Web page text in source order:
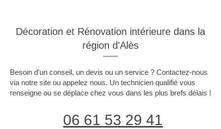
Décoration et Rénovation intérieure dans la
région d'Alès
Besoin d'un conseil, un devis ou un service ? Contactez-nous
via notre site ou appelez nous. Un technicien qualifié vous
renseigne ou se déplace chez vous dans les plus brefs délais !
06 61 53 29 41